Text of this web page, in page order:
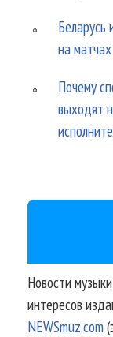
Беларусь
на матчах
Почему
выходят
Новости
интересов
NEWSmuz.com